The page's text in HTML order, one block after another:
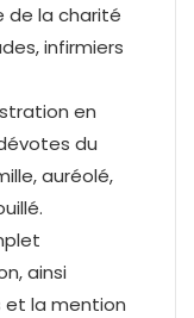
de la charité
infirmiers
en
du
auréolé,
ainsi
et la mention